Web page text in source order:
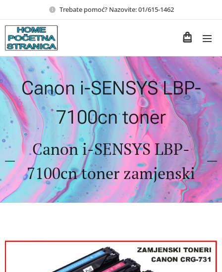
Trebate pomoć? Nazovite: 01/615-1462
Canon i-SENSYS LBP-
7100cn toner
Canon i-SENSYS LBP-
7100cn toner zamjenski